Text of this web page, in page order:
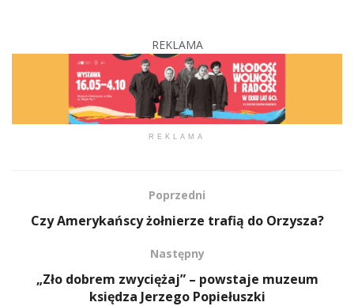
REKLAMA
REKLAMA
Poprzedni
Czy Amerykańscy żołnierze trafią do Orzysza?
Następny
„Zło dobrem zwyciężaj” – powstaje muzeum
księdza Jerzego Popiełuszki